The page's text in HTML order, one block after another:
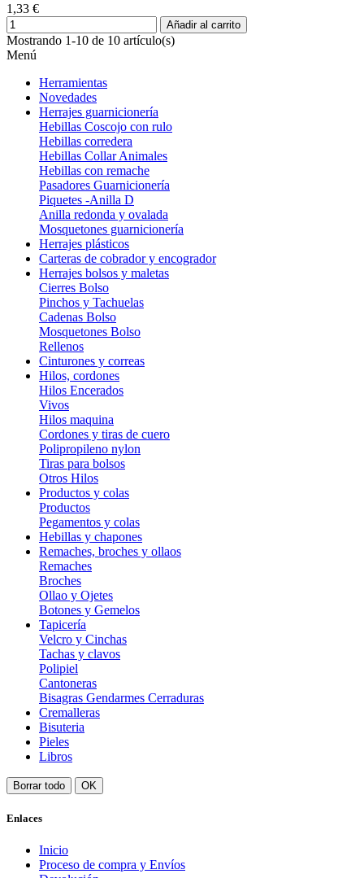
1,33 €
Añadir al carrito
Mostrando 1-10 de 10 artículo(s)
Menú
Herramientas
Novedades
Herrajes guarnicionería
Hebillas Coscojo con rulo
Hebillas corredera
Hebillas Collar Animales
Hebillas con remache
Pasadores Guarnicionería
Piquetes -Anilla D
Anilla redonda y ovalada
Mosquetones guarnicionería
Herrajes plásticos
Carteras de cobrador y encogrador
Herrajes bolsos y maletas
Cierres Bolso
Pinchos y Tachuelas
Cadenas Bolso
Mosquetones Bolso
Rellenos
Cinturones y correas
Hilos, cordones
Hilos Encerados
Vivos
Hilos maquina
Cordones y tiras de cuero
Polipropileno nylon
Tiras para bolsos
Otros Hilos
Productos y colas
Productos
Pegamentos y colas
Hebillas y chapones
Remaches, broches y ollaos
Remaches
Broches
Ollao y Ojetes
Botones y Gemelos
Tapicería
Velcro y Cinchas
Tachas y clavos
Polipiel
Cantoneras
Bisagras Gendarmes Cerraduras
Cremalleras
Bisuteria
Pieles
Libros
Borrar todo OK
Enlaces
Inicio
Proceso de compra y Envíos